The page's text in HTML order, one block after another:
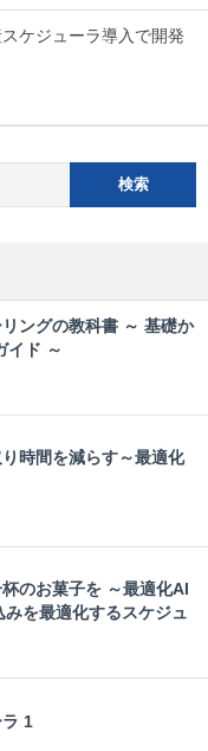
ケジューラ導入で開発
ングの教科書 ～ 基礎か
イド ～
時間を減らす～最適化
のお菓子を ～最適化AI
を最適化するスケジュ
1